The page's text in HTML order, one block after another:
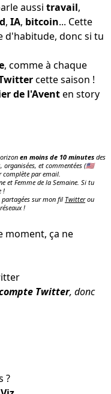
aussi travail,
, IA, bitcoin... Cette
d'habitude, donc si tu
, comme à chaque
cette saison !
de l'Aventen story
en moins de 10 minutes des
organisées, et commentées (🇺🇸
complète par email.
et Femme de la Semaine. Si tu
!
partagées sur mon fil Twitterou
!
moment, ça ne
Twitter, donc
?